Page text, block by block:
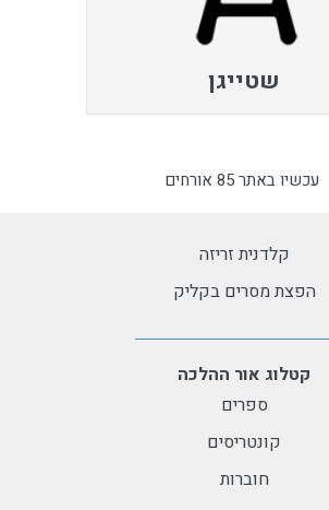
שטייגן
עכשיו באתר 85 אורחים
קלדנית זריזה
הפצת מסרים בקליק
קטלוג אור ההלכה
ספרים
קונטריסים
חוברות